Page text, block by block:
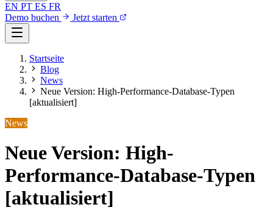
EN PT ES FR
Demo buchen
Jetzt starten
Startseite
Blog
News
Neue Version: High-Performance-Database-Typen
[aktualisiert]
News
Neue Version: High-
Performance-Database-Typen
[aktualisiert]